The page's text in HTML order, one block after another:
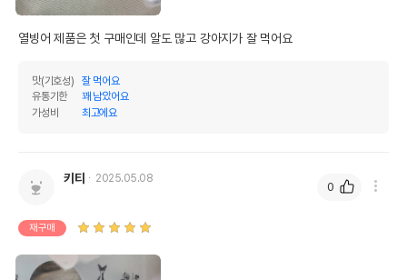
열빙어 제품은 첫 구매인데 알도 많고 강아지가 잘 먹어요
맛(기호성)
잘 먹어요
유통기한
꽤 남았어요
가성비
최고에요
키티 2025.05.08
재구매
0